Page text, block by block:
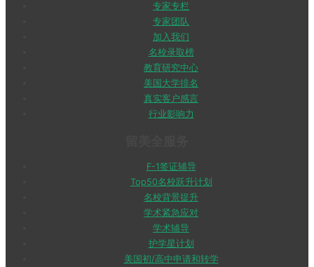
专家专栏
专家团队
加入我们
名校录取榜
教育研究中心
美国大学排名
真实客户感言
行业影响力
F-1签证辅导
Top50名校跃升计划
名校背景提升
学术紧急应对
学术辅导
护学星计划
美国初/高中申请和转学